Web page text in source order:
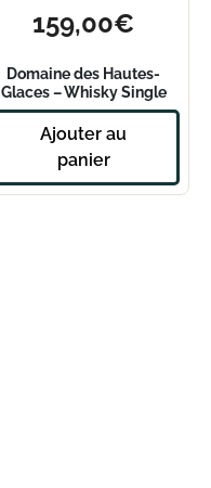
159,00€
Domaine des Hautes-
Glaces – Whisky Single
Cask Ceros
Ajouter au
panier